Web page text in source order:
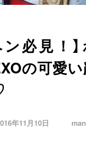
ン必見！
の可愛
年11月10日